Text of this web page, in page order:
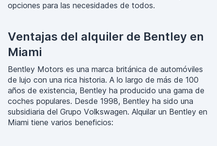
opciones para las necesidades de todos.
Ventajas del alquiler de Bentley en
Miami
Bentley Motors es una marca británica de automóviles
de lujo con una rica historia. A lo largo de más de 100
años de existencia, Bentley ha producido una gama de
coches populares. Desde 1998, Bentley ha sido una
subsidiaria del Grupo Volkswagen. Alquilar un Bentley en
Miami tiene varios beneficios: